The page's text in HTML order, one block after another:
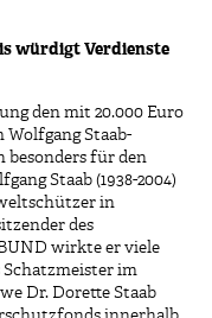
würdigt Verdienste
den mit 20.000 Euro
Staab-
besonders für den
Staab (1938-2004)
in
des
wirkte er viele
Schatzmeister im
Dr. Dorette Staab